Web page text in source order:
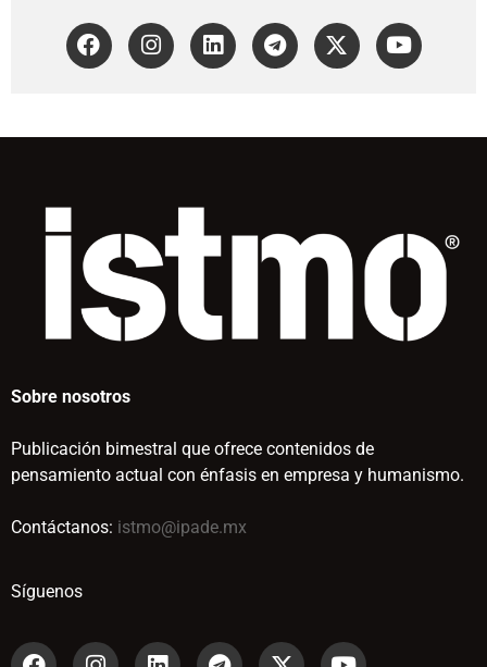
Sobre nosotros
Publicación bimestral que ofrece contenidos de
pensamiento actual con énfasis en empresa y humanismo.
Contáctanos: istmo@ipade.mx
Síguenos